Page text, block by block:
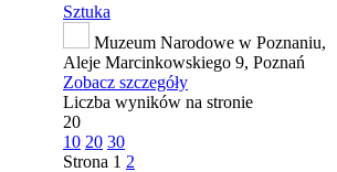
Sztuka
Muzeum Narodowe w Poznaniu,
Aleje Marcinkowskiego 9, Poznań
Zobacz szczegóły
Liczba wyników na stronie
20
10 20 30
Strona 1 2